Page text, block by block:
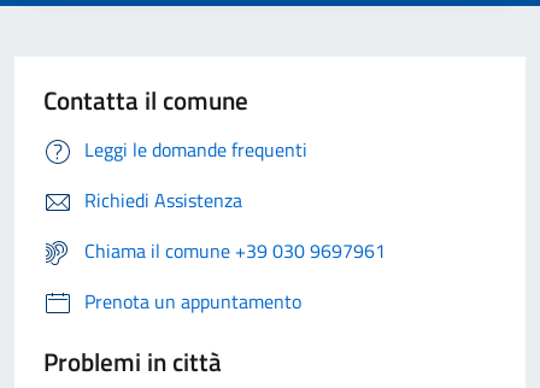
Contatta il comune
Leggi le domande frequenti
Richiedi Assistenza
Chiama il comune +39 030 9697961
Prenota un appuntamento
Problemi in città